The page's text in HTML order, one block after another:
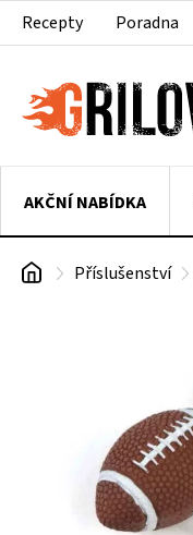
PřejítRecepty Poradna
AKČNÍ NABÍDKA
VAKUOVAČKY
DomůPříslušenství